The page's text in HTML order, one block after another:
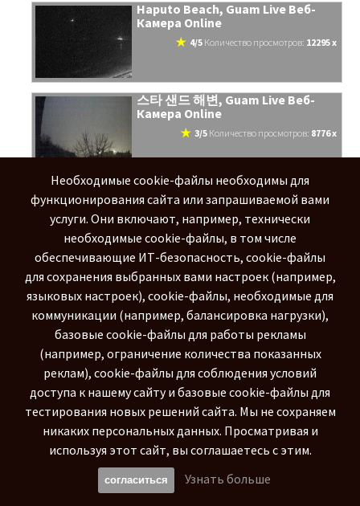
Haputo Beach, Guam Live Веб-
Камера Online
4/5 количество просмотров: 12295 x
스타 샌드 해변, Guam Live Веб-
Камера Online
3/5 количество просмотров: 8776 x
ココパームビーチ, Guam Live Веб-
Камера Online
3/5 количество просмотров:10531 x
Ritidian Eco Beach Resort, Guam
Live Веб-Камера Online
3/5 количество просмотров:10990 x
Star Sand Beach, Guam Live Веб-
Камера Online
4/5 количество просмотров:
Камера Online
Необходимые cookie-файлы необходимы для
функционирования сайта или запрашиваемой вами
услуги. Они включают, например, технически
необходимые cookie-файлы, в том числе
обеспечивающие ИТ-безопасность, cookie-файлы
для сохранения выбранных вами настроек (например,
языковых настроек), cookie-файлы, необходимые для
коммуникации (например, балансировка нагрузки),
базовые cookie-файлы для работы рекламы
(например, ограничение количества показанных
реклам), cookie-файлы для соблюдения условий
доступа к нашему сайту и базовые cookie-файлы для
тестирования новых решений сайта. Мы не сохраняем
никаких персональных данных. Просматривая и
используя этот сайт, вы соглашаетесь с этим.
согласиться Узнать больше